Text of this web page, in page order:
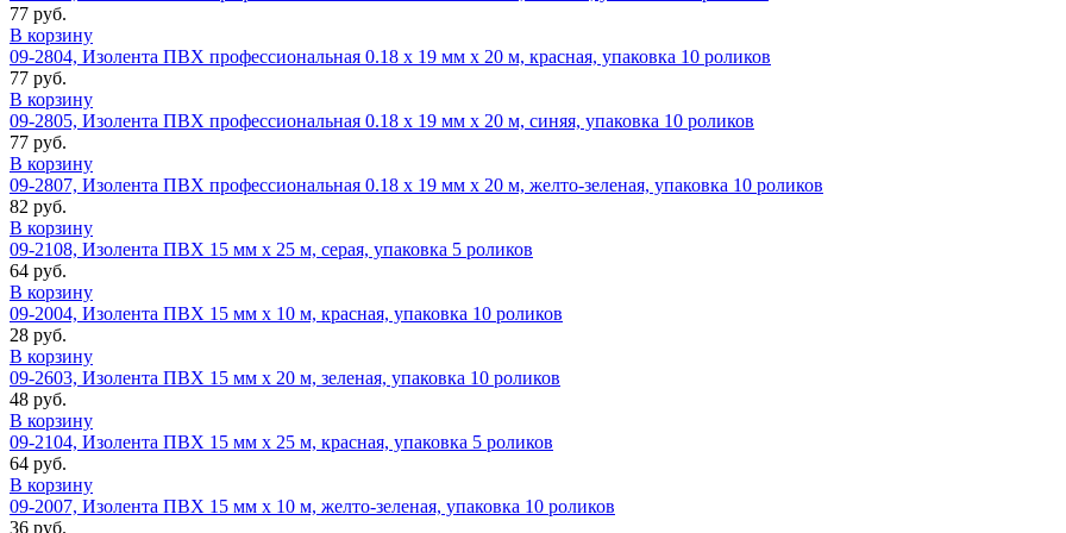
77 руб.
В корзину
09-2804, Изолента ПВХ профессиональная 0.18 х 19 мм х 20 м, красная, упаковка 10 роликов
77 руб.
В корзину
09-2805, Изолента ПВХ профессиональная 0.18 х 19 мм х 20 м, синяя, упаковка 10 роликов
77 руб.
В корзину
09-2807, Изолента ПВХ профессиональная 0.18 х 19 мм х 20 м, желто-зеленая, упаковка 10 роликов
82 руб.
В корзину
09-2108, Изолента ПВХ 15 мм х 25 м, серая, упаковка 5 роликов
64 руб.
В корзину
09-2004, Изолента ПВХ 15 мм х 10 м, красная, упаковка 10 роликов
28 руб.
В корзину
09-2603, Изолента ПВХ 15 мм х 20 м, зеленая, упаковка 10 роликов
48 руб.
В корзину
09-2104, Изолента ПВХ 15 мм х 25 м, красная, упаковка 5 роликов
64 руб.
В корзину
09-2007, Изолента ПВХ 15 мм х 10 м, желто-зеленая, упаковка 10 роликов
36 руб.